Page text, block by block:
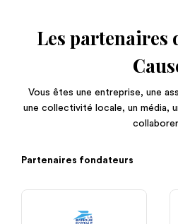
Les partenaires
Vous êtes une entreprise, une
une collectivité locale, un média,
Partenaires fondateurs